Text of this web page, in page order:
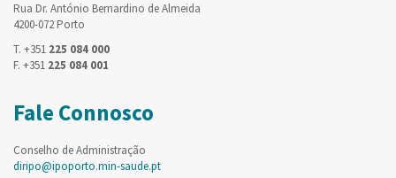
Rua Dr. António Bernardino de Almeida
4200-072 Porto
T. +351 225 084 000
F. +351 225 084 001
Fale Connosco
Conselho de Administração
diripo@ipoporto.min-saude.pt